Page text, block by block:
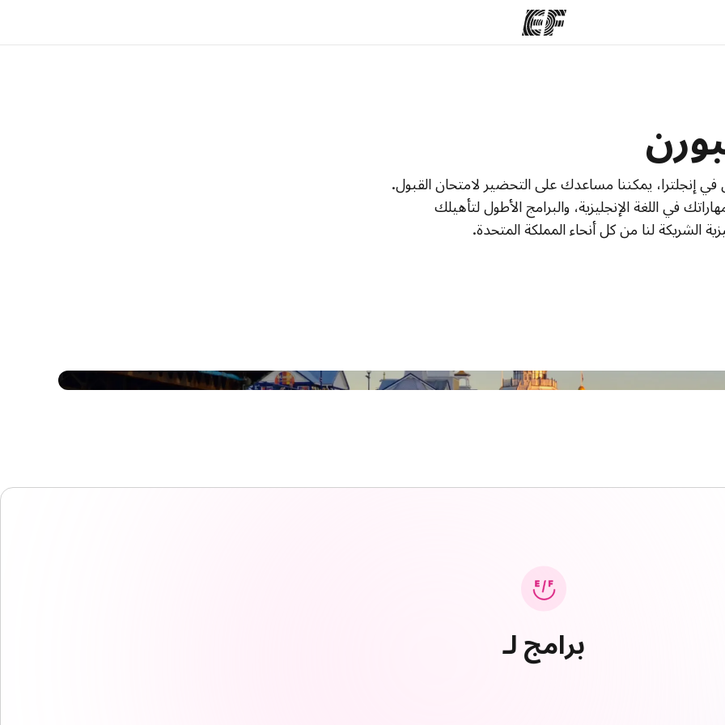
به
إنجلترا، يمكننا مساعدك على التحضير لامتحان القبول.
في اللغة الإنجليزية، والبرامج الأطول لتأهيلك
الشريكة لنا من كل أنحاء المملكة المتحدة.
برامج لـ